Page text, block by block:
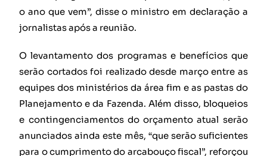
o ano que vem”, disse o ministro em declaração a
jornalistas após a reunião.
O levantamento dos programas e benefícios que
serão cortados foi realizado desde março entre as
equipes dos ministérios da área fim e as pastas do
Planejamento e da Fazenda. Além disso, bloqueios
e contingenciamentos do orçamento atual serão
anunciados ainda este mês, “que serão suficientes
para o cumprimento do arcabouço fiscal”, reforçou